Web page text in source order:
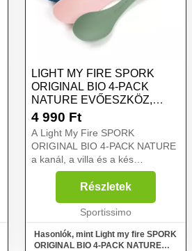
LIGHT MY FIRE SPORK
ORIGINAL BIO 4-PACK
NATURE EVŐESZKÖZ,
SÖTÉTZÖLD, MÉRET
4 990 Ft
A Light My Fire SPORK
ORIGINAL BIO 4-PACK NATURE
a kanál, a villa és a kés
kombinációja. Egy kis civilizációt
visz a vadonba, és egy kis vadont
a civilizációba. Kis súlyának és
kompakt kialakításának ...
Részletek
Sportissimo
Hasonlók, mint Light my fire SPORK
ORIGINAL BIO 4-PACK NATURE